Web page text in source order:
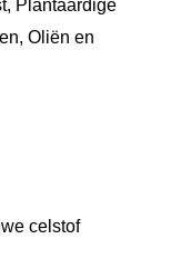
Plantaardige
Oliën en
celstof